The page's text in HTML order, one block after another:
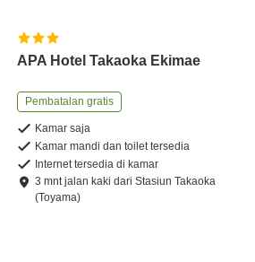
APA Hotel Takaoka Ekimae
Pembatalan gratis
Kamar saja
Kamar mandi dan toilet tersedia
Internet tersedia di kamar
3 mntjalan kaki dariStasiun Takaoka
(Toyama)